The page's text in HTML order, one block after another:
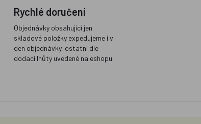
Rychlé doručení
Objednávky obsahující jen
skladové položky expedujeme i v
den objednávky, ostatní dle
dodací lhůty uvedené na eshopu